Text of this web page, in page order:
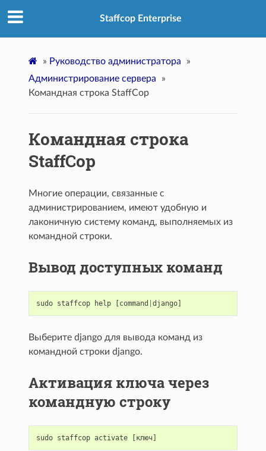
Staffcop Enterprise
» Руководство администратора
»
Администрирование сервера
»
Командная строка StaffCop
Командная строка
StaffCop
Многие операции, связанные с
администрированием, имеют удобную и
лаконичную систему команд, выполняемых из
командной строки.
Вывод доступных команд
sudo staffcop help [command |django]
Выберите django для вывода команд из
командной строки django.
Активация ключа через
командную строку
sudo staffcop activate [ключ]